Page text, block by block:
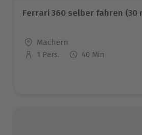
Ferrari 360 selber fahren (30
Standort
Machern
Anzahl der Teilnehmer
1 Pers. 40 Min